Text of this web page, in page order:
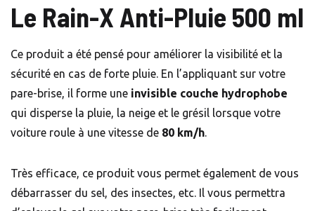
Le Rain-X Anti-Pluie 500 ml
Ce produit a été pensé pour améliorer la visibilité et la
sécurité en cas de forte pluie. En l’appliquant sur votre
pare-brise, il forme une invisible couche hydrophobe
qui disperse la pluie, la neige et le grésil lorsque votre
voiture roule à une vitesse de 80 km/h.
Très efficace, ce produit vous permet également de vous
débarrasser du sel, des insectes, etc. Il vous permettra